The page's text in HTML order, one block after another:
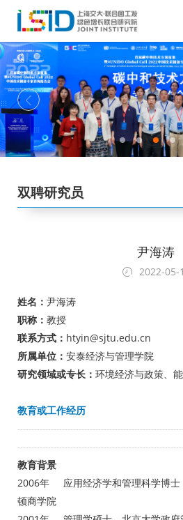
1 2 3 4 5
双聘研究员
尹海涛
2022-05-
姓名： 尹海涛
职称： 教授
联系方式： htyin@sjtu.edu.cn
所属单位： 安泰经济与管理学院
研究领域或专长： 环境经济与政策、
教育或工作经历
教育背景
2006年 应用经济学和管理科学博士
顿商学院